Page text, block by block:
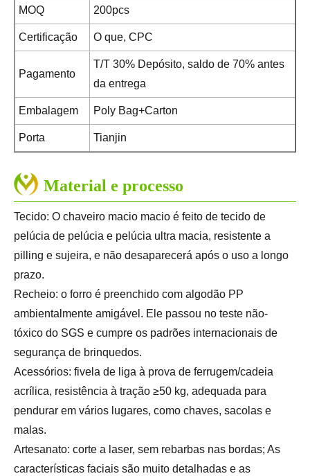
MOQ 200pcs
Certificação O que, CPC
Pagamento
T/T 30% Depósito, saldo de 70% antes
da entrega
Embalagem Poly Bag+Carton
Porta Tianjin
Material e processo
Tecido: O chaveiro macio macio é feito de tecido de
pelúcia de pelúcia e pelúcia ultra macia, resistente a
pilling e sujeira, e não desaparecerá após o uso a longo
prazo.
Recheio: o forro é preenchido com algodão PP
ambientalmente amigável. Ele passou no teste não-
tóxico do SGS e cumpre os padrões internacionais de
segurança de brinquedos.
Acessórios: fivela de liga à prova de ferrugem/cadeia
acrílica, resistência à tração ≥50 kg, adequada para
pendurar em vários lugares, como chaves, sacolas e
malas.
Artesanato: corte a laser, sem rebarbas nas bordas; As
características faciais são muito detalhadas e as